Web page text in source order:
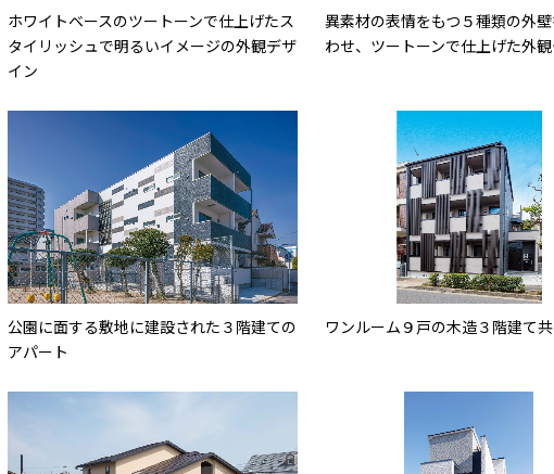
ホワイトベースのツートーンで仕上げたス
タイリッシュで明るいイメージの外観デザ
イン
異素材の表情をもつ５種類の外
わせ、ツートーンで仕上げた外
公園に面する敷地に建設された３階建ての
アパート
ワンルーム９戸の木造３階建て